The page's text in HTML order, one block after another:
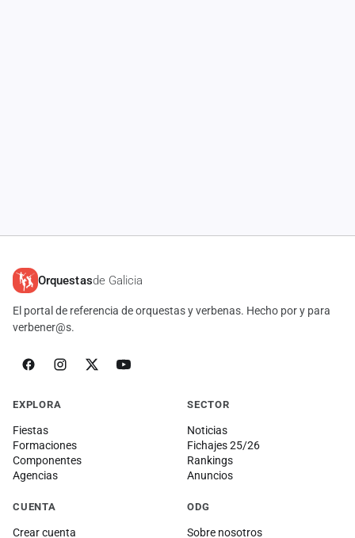
Orquestasde Galicia
El portal de referencia de orquestas y verbenas. Hecho por y para
verbener@s.
EXPLORA
Fiestas
Formaciones
Componentes
Agencias
SECTOR
Noticias
Fichajes 25/26
Rankings
Anuncios
CUENTA
Crear cuenta
ODG
Sobre nosotros